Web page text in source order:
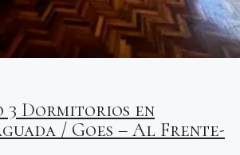
3 Dormitorios en
/ Goes – Al Frente-